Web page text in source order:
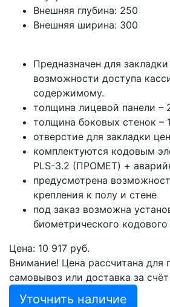
Внешняя глубина: 250
Внешняя ширина: 300
Предназначен для закладки
возможности доступа
содержимому.
толщина лицевой панели –
толщина боковых стенок –
отверстие для закладки
комплектуются кодовым
PLS-3.2 (ПРОМЕТ) +
предусмотрена
крепления к полу и стене
под заказ возможна
биометрического кодового
Цена: 10 917 руб.
Внимание! Цена рассчитана для
самовывоз или доставка за счёт
Уточнить наличие